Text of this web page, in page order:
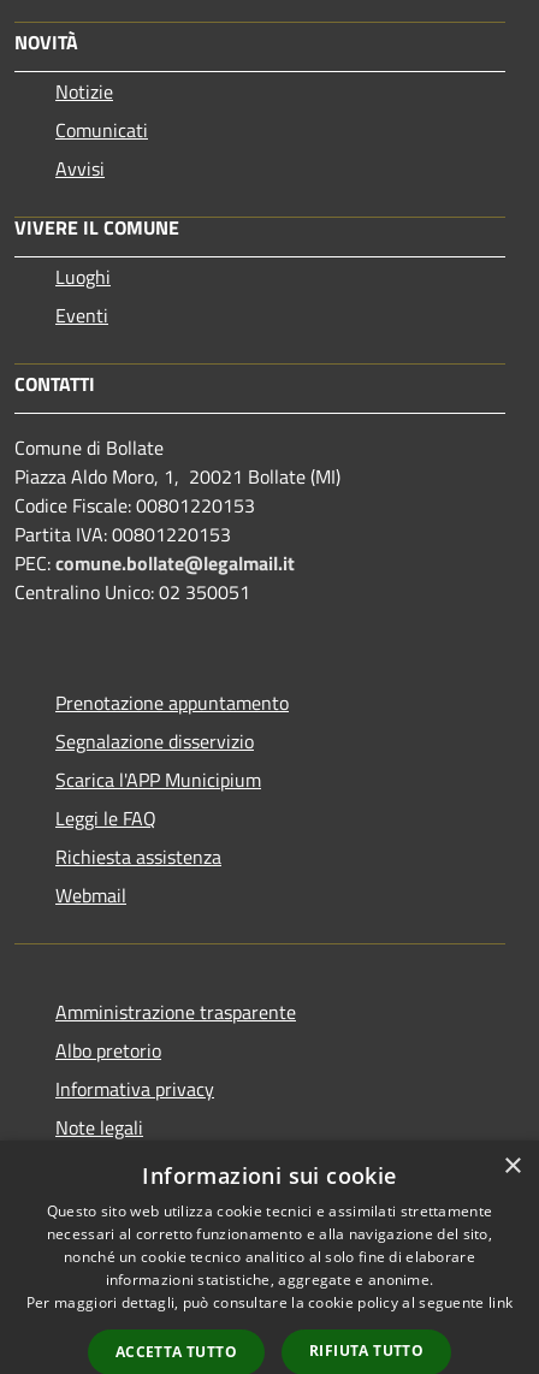
NOVITÀ
Notizie
Comunicati
Avvisi
VIVERE IL COMUNE
Luoghi
Eventi
CONTATTI
Comune di Bollate
Piazza Aldo Moro, 1, 20021 Bollate (MI)
Codice Fiscale: 00801220153
Partita IVA: 00801220153
PEC:comune.bollate@legalmail.it
Centralino Unico: 02 350051
Prenotazione appuntamento
Segnalazione disservizio
Scarica l'APP Municipium
Leggi le FAQ
Richiesta assistenza
Webmail
Amministrazione trasparente
Albo pretorio
Informativa privacy
Note legali
Dichiarazione di accessibilità
Accessibilità
Copyright © 2026 • Comune di
Bollate • Powered by
Municipium•
Accesso
×
Informazioni sui cookie
Questo sito web utilizza cookie tecnici e assimilati strettamente
necessari al corretto funzionamento e alla navigazione del sito,
nonché un cookie tecnico analitico al solo fine di elaborare
informazioni statistiche, aggregate e anonime.
Per maggiori dettagli, può consultare la cookie policy al seguente link
ACCETTA TUTTO RIFIUTA TUTTO